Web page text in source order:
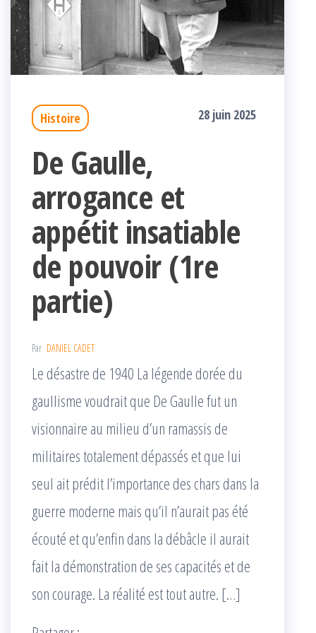
Histoire 28 juin 2025
De Gaulle,
arrogance et
appétit insatiable
de pouvoir (1re
partie)
Par DANIEL CADET
Le désastre de 1940 La légende dorée du
gaullisme voudrait que De Gaulle fut un
visionnaire au milieu d’un ramassis de
militaires totalement dépassés et que lui
seul ait prédit l’importance des chars dans la
guerre moderne mais qu’il n’aurait pas été
écouté et qu’enfin dans la débâcle il aurait
fait la démonstration de ses capacités et de
son courage. La réalité est tout autre. […]